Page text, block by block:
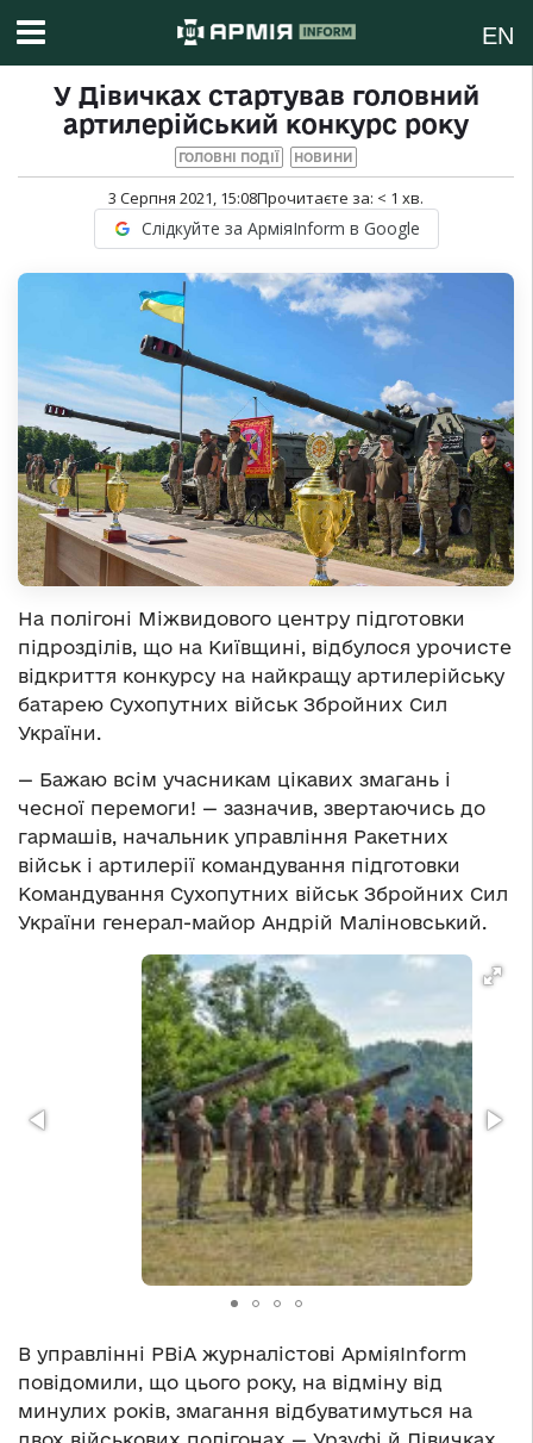
EN
У Дівичках стартував головний
артилерійський конкурс року
ГОЛОВНІ ПОДІЇ НОВИНИ
3 Серпня 2021, 15:08Прочитаєте за: < 1 хв.
Слідкуйте за АрміяInform в Google
На полігоні Міжвидового центру підготовки
підрозділів, що на Київщині, відбулося урочисте
відкриття конкурсу на найкращу артилерійську
батарею Сухопутних військ Збройних Сил
України.
— Бажаю всім учасникам цікавих змагань і
чесної перемоги! — зазначив, звертаючись до
гармашів, начальник управління Ракетних
військ і артилерії командування підготовки
Командування Сухопутних військ Збройних Сил
України генерал-майор Андрій Маліновський.
В управлінні РВіА журналістові АрміяІnform
повідомили, що цього року, на відміну від
минулих років, змагання відбуватимуться на